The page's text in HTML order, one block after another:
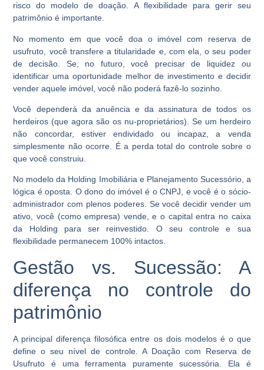
risco do modelo de doação. A flexibilidade para gerir seu
patrimônio é importante.
No momento em que você doa o imóvel com reserva de
usufruto, você transfere a titularidade e, com ela, o seu poder
de decisão. Se, no futuro, você precisar de liquidez ou
identificar uma oportunidade melhor de investimento e decidir
vender aquele imóvel, você não poderá fazê-lo sozinho.
Você dependerá da anuência e da assinatura de todos os
herdeiros (que agora são os nu-proprietários). Se um herdeiro
não concordar, estiver endividado ou incapaz, a venda
simplesmente não ocorre. É a perda total do controle sobre o
que você construiu.
No modelo da Holding Imobiliária e Planejamento Sucessório, a
lógica é oposta. O dono do imóvel é o CNPJ, e você é o sócio-
administrador com plenos poderes. Se você decidir vender um
ativo, você (como empresa) vende, e o capital entra no caixa
da Holding para ser reinvestido. O seu controle e sua
flexibilidade permanecem 100% intactos.
Gestão vs. Sucessão: A
diferença no controle do
patrimônio
A principal diferença filosófica entre os dois modelos é o que
define o seu nível de controle. A Doação com Reserva de
Usufruto é uma ferramenta puramente sucessória. Ela é